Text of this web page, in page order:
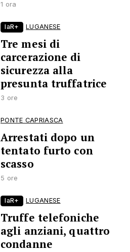
1 ora
laR+ LUGANESE
Tre mesi di
carcerazione di
sicurezza alla
presunta truffatrice
3 ore
PONTE CAPRIASCA
Arrestati dopo un
tentato furto con
scasso
5 ore
laR+ LUGANESE
Truffe telefoniche
agli anziani, quattro
condanne